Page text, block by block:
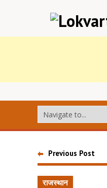
Previous Post
राजस्थान